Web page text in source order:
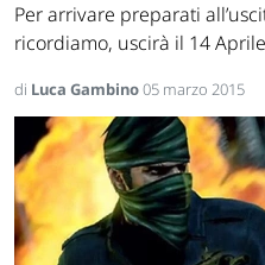
Per arrivare preparati
ricordiamo, uscirà il 14
di Luca Gambino05 marzo 2015